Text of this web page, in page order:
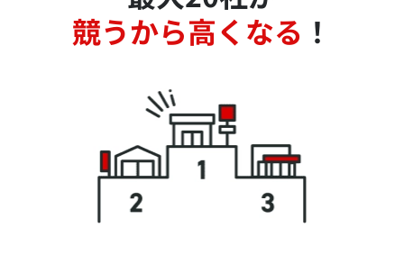
競うから高くなる ！